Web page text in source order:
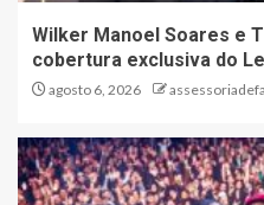
Wilker Manoel Soares e
cobertura exclusiva do
agosto 6, 2026